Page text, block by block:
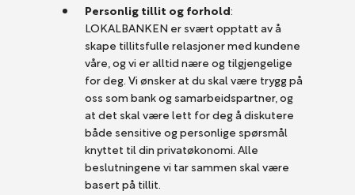
Personlig tillit og forhold:
LOKALBANKEN er svært opptatt av å
skape tillitsfulle relasjoner med kundene
våre, og vi er alltid nære og tilgjengelige
for deg. Vi ønsker at du skal være trygg på
oss som bank og samarbeidspartner, og
at det skal være lett for deg å diskutere
både sensitive og personlige spørsmål
knyttet til din privatøkonomi. Alle
beslutningene vi tar sammen skal være
basert på tillit.